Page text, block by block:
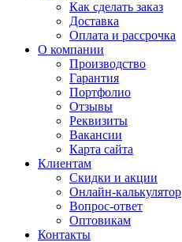
Как сделать заказ
Доставка
Оплата и рассрочка
О компании
Производство
Гарантия
Портфолио
Отзывы
Реквизиты
Вакансии
Карта сайта
Клиентам
Скидки и акции
Онлайн-калькулятор
Вопрос-ответ
Оптовикам
Контакты